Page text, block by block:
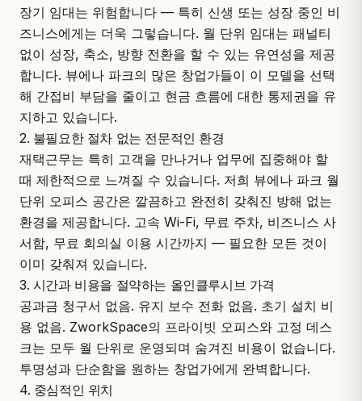
장기 임대는 위험합니다 — 특히 신생 또는 성장 중인 비
즈니스에게는 더욱 그렇습니다. 월 단위 임대는 패널티
없이 성장, 축소, 방향 전환을 할 수 있는 유연성을 제공
합니다. 뷰에나 파크의 많은 창업가들이 이 모델을 선택
해 간접비 부담을 줄이고 현금 흐름에 대한 통제권을 유
지하고 있습니다.
2. 불필요한 절차 없는 전문적인 환경
재택근무는 특히 고객을 만나거나 업무에 집중해야 할
때 제한적으로 느껴질 수 있습니다. 저희 뷰에나 파크 월
단위 오피스 공간은 깔끔하고 완전히 갖춰진 방해 없는
환경을 제공합니다. 고속 Wi-Fi, 무료 주차, 비즈니스 사
서함, 무료 회의실 이용 시간까지 — 필요한 모든 것이
이미 갖춰져 있습니다.
3. 시간과 비용을 절약하는 올인클루시브 가격
공과금 청구서 없음. 유지 보수 전화 없음. 초기 설치 비
용 없음. ZworkSpace의 프라이빗 오피스와 고정 데스
크는 모두 월 단위로 운영되며 숨겨진 비용이 없습니다.
투명성과 단순함을 원하는 창업가에게 완벽합니다.
4. 중심적인 위치